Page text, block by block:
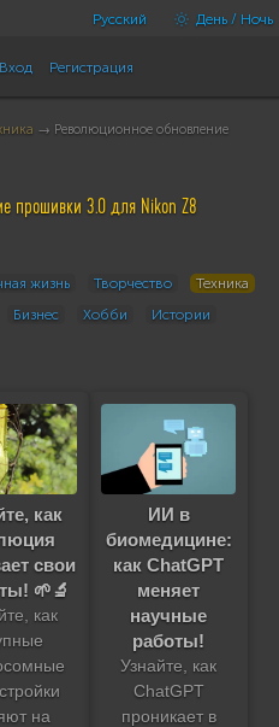
Русский День / Ночь
Вход Регистрация
→ Революционное обновление
прошивки 3.0 для Nikon Z8
жизнь Творчество
Техника
Бизнес Хобби Истории
как
свои
🌱🔬
как
на
ИИ в
биомедицине:
как ChatGPT
меняет
научные
работы!
Узнайте, как
ChatGPT
проникает в